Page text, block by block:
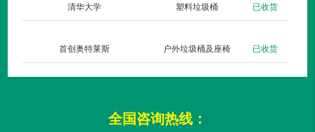
清华大学 塑料垃圾桶 已收货
首创奥特莱斯 户外垃圾桶及座椅 已收货
全国咨询热线：